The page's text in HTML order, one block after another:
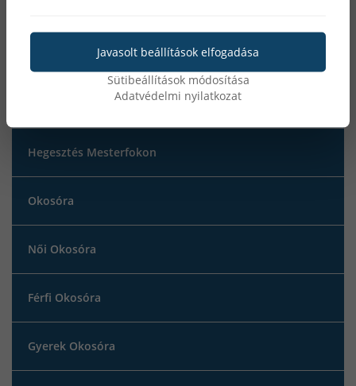
MATEWELD Hungary
Hegesztés Mesterfokon
Okosóra
Női Okosóra
Férfi Okosóra
Gyerek Okosóra
Javasolt beállítások elfogadása
Sütibeállítások módosítása
Adatvédelmi nyilatkozat